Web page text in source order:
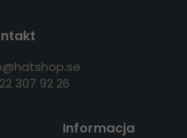
307 92 26
Informacja